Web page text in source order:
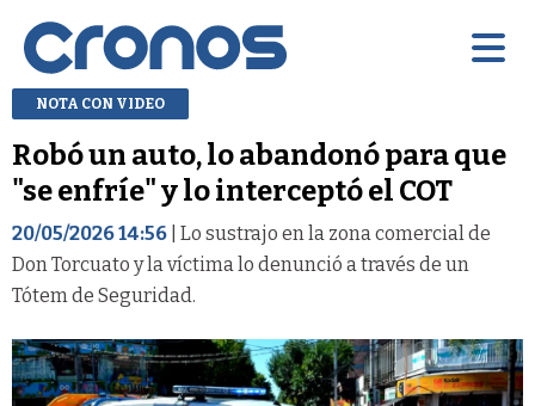
NOTA CON VIDEO
Robó un auto, lo abandonó para que
"se enfríe" y lo interceptó el COT
20/05/2026 14:56 | Lo sustrajo en la zona comercial de
Don Torcuato y la víctima lo denunció a través de un
Tótem de Seguridad.